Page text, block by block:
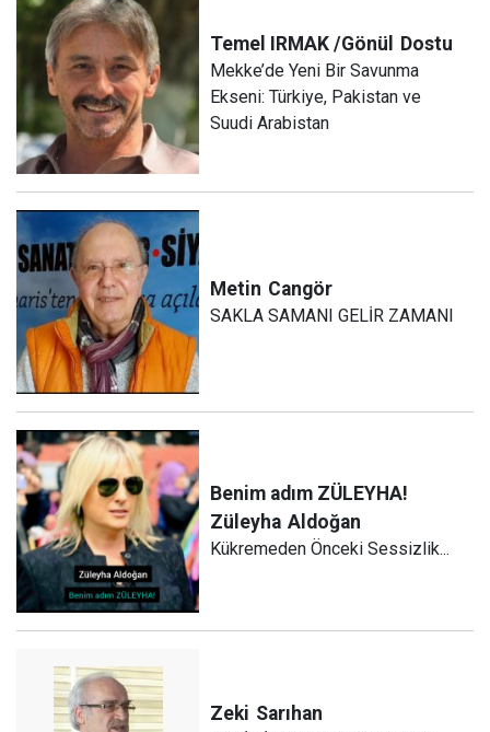
Temel IRMAK /Gönül Dostu
Mekke’de Yeni Bir Savunma
Ekseni: Türkiye, Pakistan ve
Suudi Arabistan
Metin Cangör
SAKLA SAMANI GELİR ZAMANI
Benim adım ZÜLEYHA!
Züleyha Aldoğan
Kükremeden Önceki Sessizlik...
Zeki Sarıhan